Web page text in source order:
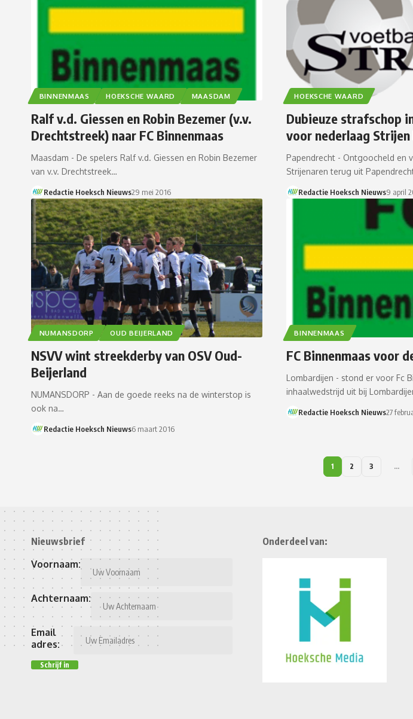
BINNENMAAS HOEKSCHE WAARD MAASDAM
Ralf v.d. Giessen en Robin Bezemer (v.v.
Drechtstreek) naar FC Binnenmaas
Maasdam - De spelers Ralf v.d. Giessen en Robin Bezemer
van v.v. Drechtstreek…
Redactie Hoeksch Nieuws29 mei 2016
HOEKSCHE WAARD
Dubieuze strafschop
voor nederlaag
Papendrecht - Ontgoocheld en
Strijenaren terug uit
Redactie Hoeksch Nieuws9 april
NUMANSDORP OUD BEIJERLAND
NSVV wint streekderby van OSV Oud-
Beijerland
NUMANSDORP - Aan de goede reeks na de winterstop is
ook na…
Redactie Hoeksch Nieuws6 maart 2016
BINNENMAAS
FC Binnenmaas voor
Lombardijen - stond er voor Fc
inhaalwedstrijd uit bij
Redactie Hoeksch Nieuws27
1 2 3 …
Nieuwsbrief
Voornaam:
Achternaam:
Email
adres:
Onderdeel van: